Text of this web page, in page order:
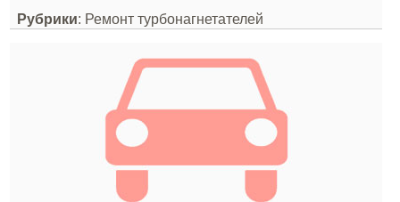
Рубрики: Ремонт турбонагнетателей